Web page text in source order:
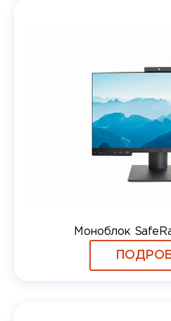
Моноблок